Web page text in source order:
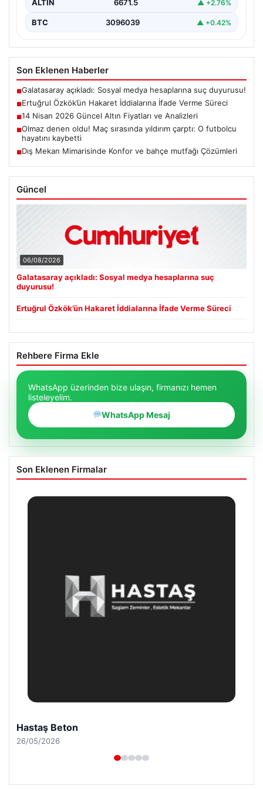
ALTIN 6671.5 ▲ +2.76%
BTC 3096039 ▲ +0.42%
Son Eklenen Haberler
■Galatasaray açıkladı: Sosyal medya hesaplarına suç duyurusu!
■Ertuğrul Özkök’ün Hakaret İddialarına İfade Verme Süreci
■14 Nisan 2026 Güncel Altın Fiyatları ve Analizleri
■Olmaz denen oldu! Maç sırasında yıldırım çarptı: O futbolcu
hayatını kaybetti
■Dış Mekan Mimarisinde Konfor ve bahçe mutfağı Çözümleri
Güncel
06/08/2026
Galatasaray açıkladı: Sosyal medya hesaplarına suç
duyurusu!
Ertuğrul Özkök’ün Hakaret İddialarına İfade Verme Süreci
Rehbere Firma Ekle
WhatsApp üzerinden bize ulaşın, firmanızı hemen
listeleyelim.
WhatsApp Mesaj
Son Eklenen Firmalar
Enes Kaplan Avukatlık Bürosu
28/04/2026